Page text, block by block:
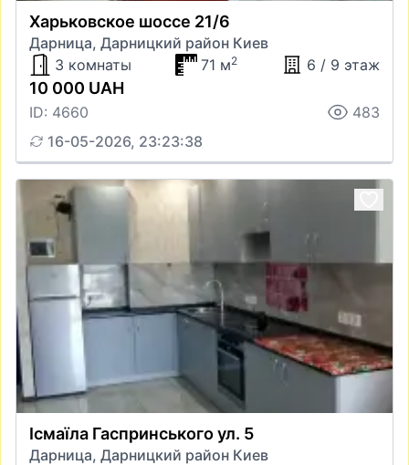
Харьковское шоссе 21/6
Дарница, Дарницкий район Киев
3 комнаты
71 м2 6 / 9 этаж
10 000 UAH
ID: 4660
483
16-05-2026, 23:23:38
Ісмаїла Гаспринського ул. 5
Дарница, Дарницкий район Киев